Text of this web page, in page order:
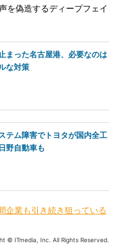
を偽造するディープフェイ
まった名古屋港、必要なのは
な対策
テム障害でトヨタが国内全工
野自動車も
企業も引き続き狙っている
© ITmedia, Inc. All Rights Reserved.